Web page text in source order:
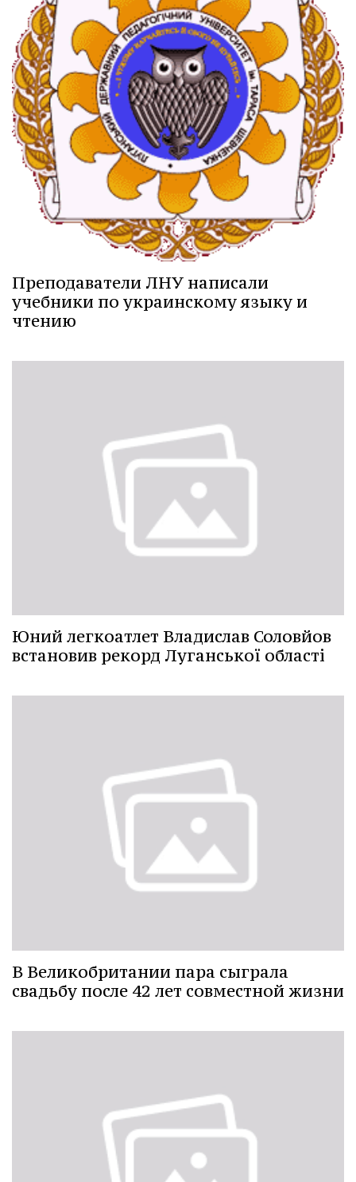
Преподаватели ЛНУ написали
учебники по украинскому языку и
чтению
Юний легкоатлет Владислав Соловйов
встановив рекорд Луганської області
В Великобритании пара сыграла
свадьбу после 42 лет совместной жизни